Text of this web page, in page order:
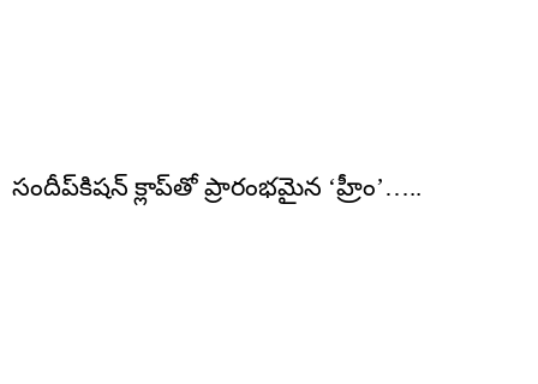
సందీప్‌కిషన్‌ క్లాప్‌తో ప్రారంభమైన ‘హ్రీం’…..